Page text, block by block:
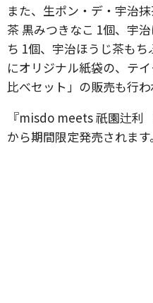
また、生ポン・デ・宇治
茶 黒みつきなこ 1個、宇
ち 1個、宇治ほうじ茶も
にオリジナル紙袋の、テ
比べセット」の販売も行わ
『misdo meets 祇園辻利
から期間限定発売されます。